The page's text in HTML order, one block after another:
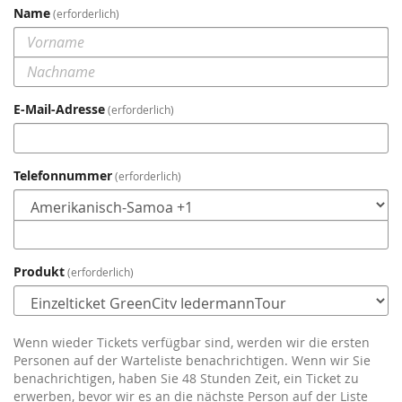
Name erforderlich
E-Mail-Adresse erforderlich
Telefonnummer erforderlich
Produkt erforderlich
Wenn wieder Tickets verfügbar sind, werden wir die ersten
Personen auf der Warteliste benachrichtigen. Wenn wir Sie
benachrichtigen, haben Sie 48 Stunden Zeit, ein Ticket zu
erwerben, bevor wir es an die nächste Person auf der Liste